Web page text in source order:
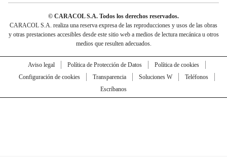
© CARACOL S.A. Todos los derechos reservados.
CARACOL S.A. realiza una reserva expresa de las reproducciones y usos de las obras
y otras prestaciones accesibles desde este sitio web a medios de lectura mecánica u otros
medios que resulten adecuados.
Aviso legal Política de Protección de Datos
Política de cookies
Configuración de cookies
Transparencia Soluciones W
Teléfonos
Escríbanos